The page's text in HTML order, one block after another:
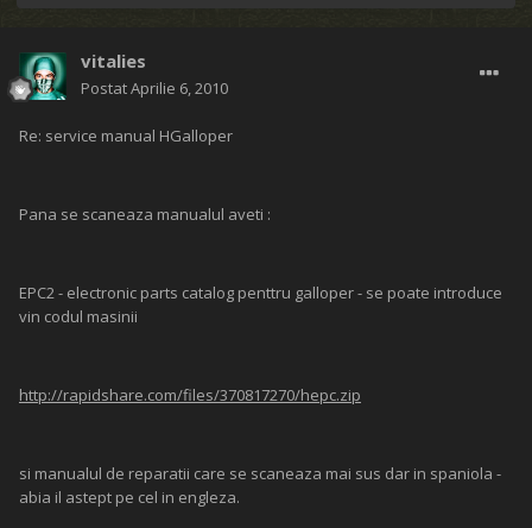
vitalies
PostatAprilie 6, 2010
Re: service manual HGalloper
Pana se scaneaza manualul aveti :
EPC2 - electronic parts catalog penttru galloper - se poate introduce
vin codul masinii
http://rapidshare.com/files/370817270/hepc.zip
si manualul de reparatii care se scaneaza mai sus dar in spaniola -
abia il astept pe cel in engleza.